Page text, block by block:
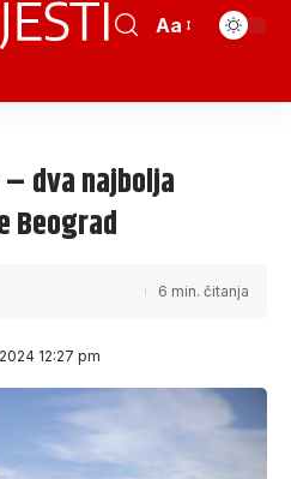
Aa
dva najbolja
Beograd
12:27 pm
6 min. čitanja